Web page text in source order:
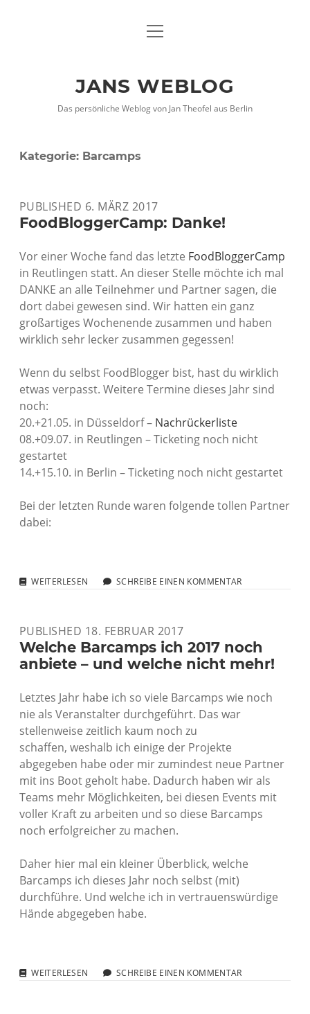
DATENSCHUTZHINWEISE
twitterfacebook
xing
Menü
JANS WEBLOG
Das persönliche Weblog von Jan Theofel aus Berlin
Kategorie: Barcamps
PUBLISHED 6. MÄRZ 2017
FoodBloggerCamp: Danke!
Vor einer Woche fand das letzte FoodBloggerCamp
in Reutlingen statt. An dieser Stelle möchte ich mal
DANKE an alle Teilnehmer und Partner sagen, die
dort dabei gewesen sind. Wir hatten ein ganz
großartiges Wochenende zusammen und haben
wirklich sehr lecker zusammen gegessen!
Wenn du selbst FoodBlogger bist, hast du wirklich
etwas verpasst. Weitere Termine dieses Jahr sind
noch:
20.+21.05. in Düsseldorf – Nachrückerliste
08.+09.07. in Reutlingen – Ticketing noch nicht
gestartet
14.+15.10. in Berlin – Ticketing noch nicht gestartet
Bei der letzten Runde waren folgende tollen Partner
dabei:
WEITERLESEN FOODBLOGGERCAMP:
SCHREIBE EINEN KOMMENTAR
PUBLISHED 18. FEBRUAR 2017
Welche Barcamps ich 2017 noch
anbiete – und welche nicht mehr!
Letztes Jahr habe ich so viele Barcamps wie noch
nie als Veranstalter durchgeführt. Das war
stellenweise zeitlich kaum noch zu
schaffen, weshalb ich einige der Projekte
abgegeben habe oder mir zumindest neue Partner
mit ins Boot geholt habe. Dadurch haben wir als
Teams mehr Möglichkeiten, bei diesen Events mit
voller Kraft zu arbeiten und so diese Barcamps
noch erfolgreicher zu machen.
Daher hier mal ein kleiner Überblick, welche
Barcamps ich dieses Jahr noch selbst (mit)
durchführe. Und welche ich in vertrauenswürdige
Hände abgegeben habe.
WEITERLESEN WELCHESCHREIBE EINEN KOMMENTAR